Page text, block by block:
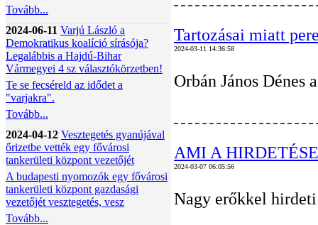
Tovább...
2024-06-11 Varjú László a
Demokratikus koalíció sírásója?
Legalábbis a Hajdú-Bihar
Vármegyei 4 sz választókörzetben!
Te se fecséreld az idődet a
"varjakra".
Tovább...
2024-04-12 Vesztegetés gyanújával
őrizetbe vették egy fővárosi
tankerületi központ vezetőjét
A budapesti nyomozók egy fővárosi
tankerületi központ gazdasági
vezetőjét vesztegetés, vesz
Tovább...
Tartozásai miatt
2024-03-11 14:36:58
Orbán János
AMI A
2024-03-07 06:05:56
Nagy erőkkel